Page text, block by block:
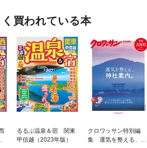
買われている本
るるぶ温泉＆宿 関東
甲信越（2023年版）
クロワッサン特別編
集 運気を整える、神